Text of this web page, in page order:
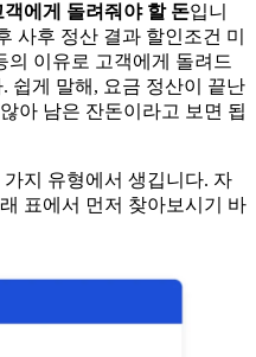
에게 돌려줘야 할 돈입니
사후 정산 결과 할인조건 미
의 이유로 고객에게 돌려드
쉽게 말해, 요금 정산이 끝난
아 남은 잔돈이라고 보면 됩
지 유형에서 생깁니다. 자
표에서 먼저 찾아보시기 바